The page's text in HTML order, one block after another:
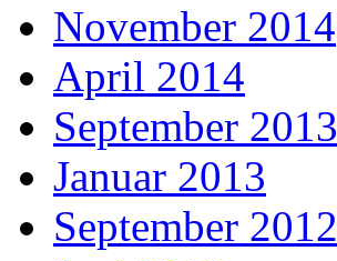
November 2014
April 2014
September 2013
Januar 2013
September 2012